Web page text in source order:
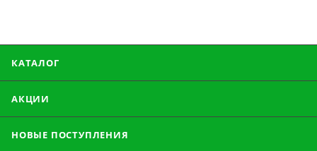
КАТАЛОГ
АКЦИИ
НОВЫЕ ПОСТУПЛЕНИЯ